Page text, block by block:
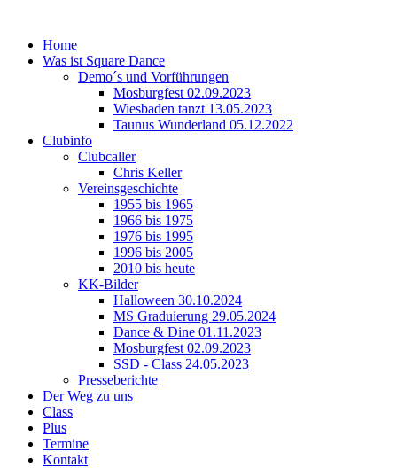
Home
Was ist Square Dance
Demo´s und Vorführungen
Mosburgfest 02.09.2023
Wiesbaden tanzt 13.05.2023
Taunus Wunderland 05.12.2022
Clubinfo
Clubcaller
Chris Keller
Vereinsgeschichte
1955 bis 1965
1966 bis 1975
1976 bis 1995
1996 bis 2005
2010 bis heute
KK-Bilder
Halloween 30.10.2024
MS Graduierung 29.05.2024
Dance & Dine 01.11.2023
Mosburgfest 02.09.2023
SSD - Class 24.05.2023
Presseberichte
Der Weg zu uns
Class
Plus
Termine
Kontakt